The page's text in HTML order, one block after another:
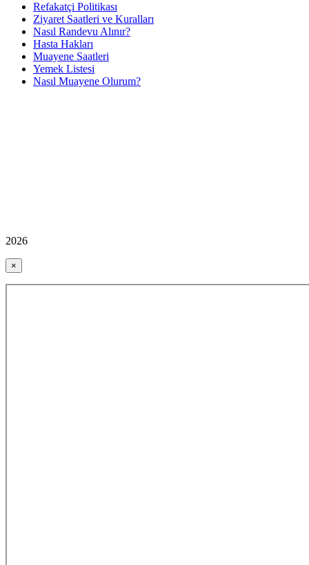
Refakatçi Politikası
Ziyaret Saatleri ve Kuralları
Nasıl Randevu Alınır?
Hasta Hakları
Muayene Saatleri
Yemek Listesi
Nasıl Muayene Olurum?
2026
×